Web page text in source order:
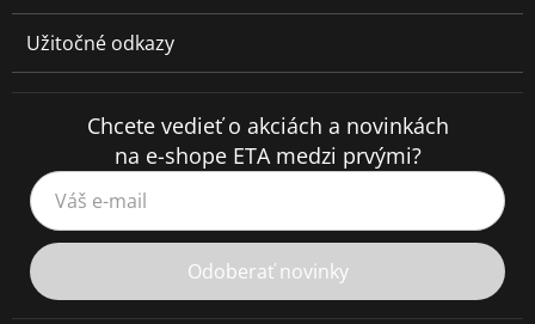
Užitočné odkazy
Chcete vedieť o akciách a novinkách
na e-shope ETA medzi prvými?
Váš e-mail
Odoberať novinky